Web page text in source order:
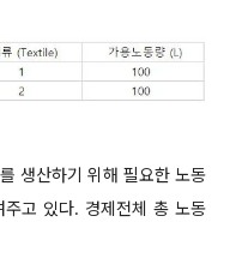
생산하기 위해 필요한 노동
고 있다. 경제전체 총 노동